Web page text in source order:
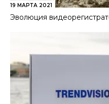
19 МАРТА 2021
Эволюция